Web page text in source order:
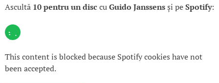
Ascultă 10 pentru un disccuGuido Janssensși peSpotify:
This content is blocked because Spotify cookies have not
been accepted.